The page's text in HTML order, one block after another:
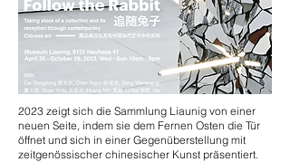
2023 zeigt sich die Sammlung Liaunig von einer
neuen Seite, indem sie dem Fernen Osten die Tür
öffnet und sich in einer Gegenüberstellung mit
zeitgenössischer chinesischer Kunst präsentiert.